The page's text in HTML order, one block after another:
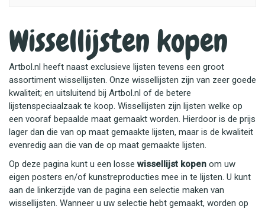
Wissellijsten kopen
Artbol.nl heeft naast exclusieve lijsten tevens een groot
assortiment wissellijsten. Onze wissellijsten zijn van zeer goede
kwaliteit; en uitsluitend bij Artbol.nl of de betere
lijstenspeciaalzaak te koop. Wissellijsten zijn lijsten welke op
een vooraf bepaalde maat gemaakt worden. Hierdoor is de prijs
lager dan die van op maat gemaakte lijsten, maar is de kwaliteit
evenredig aan die van de op maat gemaakte lijsten.
Op deze pagina kunt u een lossewissellijst kopen om uw
eigen posters en/of kunstreproducties mee in te lijsten. U kunt
aan de linkerzijde van de pagina een selectie maken van
wissellijsten. Wanneer u uw selectie hebt gemaakt, worden op